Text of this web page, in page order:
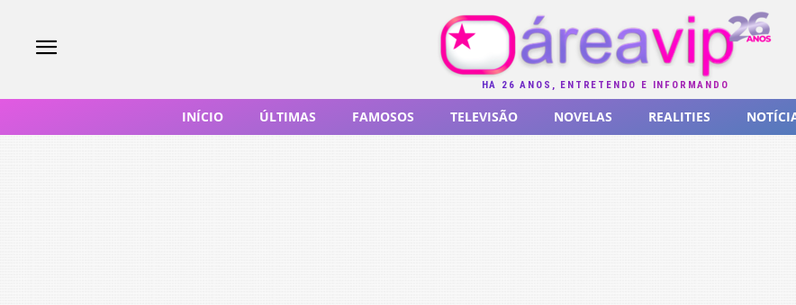
HÁ 26 ANOS, ENTRETENDO E INFORMANDO
INÍCIO ÚLTIMAS FAMOSOS TELEVISÃO NOVELAS REALITIES